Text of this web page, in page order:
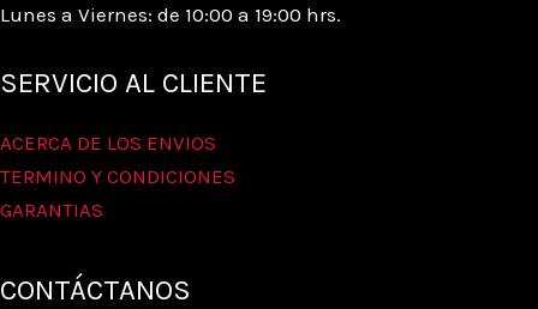
Lunes a Viernes: de 10:00 a 19:00 hrs.
SERVICIO AL CLIENTE
ACERCA DE LOS ENVIOS
TERMINO Y CONDICIONES
GARANTIAS
CONTÁCTANOS